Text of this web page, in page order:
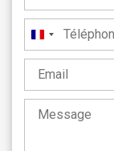
France
+33